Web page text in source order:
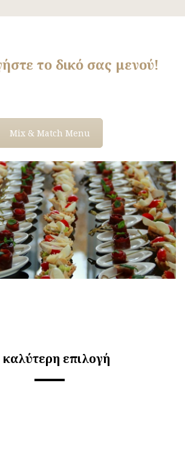
το δικό σας μενού!
Mix & Match Menu
επιλογή